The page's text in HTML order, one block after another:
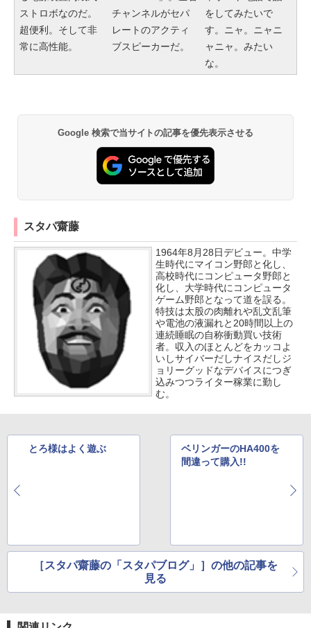
ストロボなのだ。
超便利。そして非
常に高性能。
チャンネルがセパ
レートのアクティ
ブスピーカーだ。
をしてみたいで
す。ニャ。ニャニ
ャニャ。みたい
な。
Google 検索で当サイトの記事を優先表示させる
スタパ齋藤
1964年8月28日デビュー。中学
生時代にマイコン野郎と化し、
高校時代にコンピュータ野郎と
化し、大学時代にコンピュータ
ゲーム野郎となって道を誤る。
特技は太股の肉離れや乱文乱筆
や電池の液漏れと20時間以上の
連続睡眠の自称衝動買い技術
者。収入のほとんどをカッコよ
いしサイバーだしナイスだしジ
ョリーグッドなデバイスにつぎ
込みつつライター稼業に勤し
む。
とろ様はよく遊ぶ
ベリンガーのHA400を
間違って購入!!
［スタパ齋藤の「スタパブログ」］の他の記事を
見る